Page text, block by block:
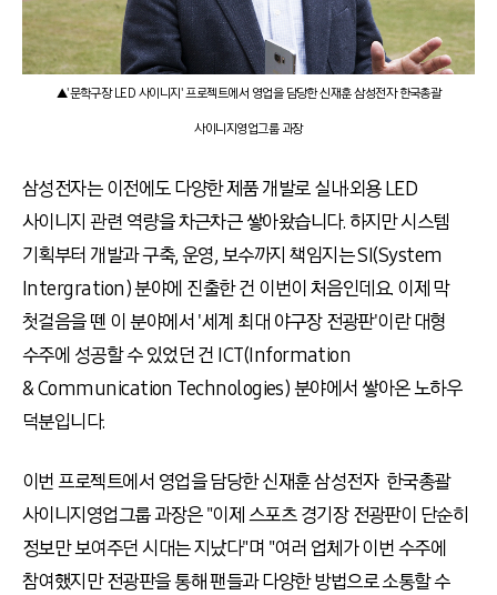
▲'문학구장 LED 사이니지' 프로젝트에서 영업을 담당한 신재훈 삼성전자 한국총괄
사이니지영업그룹 과장
삼성전자는 이전에도 다양한 제품 개발로 실내·외용 LED
사이니지 관련 역량을 차근차근 쌓아왔습니다. 하지만 시스템
기획부터 개발과 구축, 운영, 보수까지 책임지는 SI(System
Intergration) 분야에 진출한 건 이번이 처음인데요. 이제 막
첫걸음을 뗀 이 분야에서 '세계 최대 야구장 전광판'이란 대형
수주에 성공할 수 있었던 건 ICT(Information
& Communication Technologies) 분야에서 쌓아온 노하우
덕분입니다.
이번 프로젝트에서 영업을 담당한 신재훈 삼성전자 한국총괄
사이니지영업그룹 과장은 "이제 스포츠 경기장 전광판이 단순히
정보만 보여주던 시대는 지났다"며 "여러 업체가 이번 수주에
참여했지만 전광판을 통해 팬들과 다양한 방법으로 소통할 수